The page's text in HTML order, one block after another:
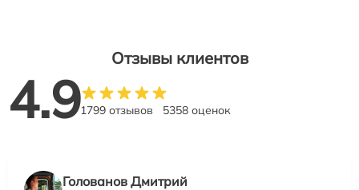
Отзывы клиентов
4.91799 отзывов 5358 оценок
Голованов Дмитрий